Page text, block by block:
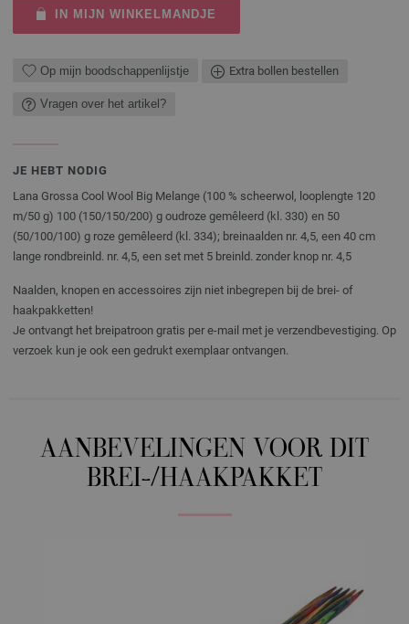
IN MIJN WINKELMANDJE
Op mijn boodschappenlijstje Extra bollen bestellen
Vragen over het artikel?
JE HEBT NODIG
Lana Grossa Cool Wool Big Melange (100 % scheerwol, looplengte 120
m/50 g) 100 (150/150/200) g oudroze gemêleerd (kl. 330) en 50
(50/100/100) g roze gemêleerd (kl. 334); breinaalden nr. 4,5, een 40 cm
lange rondbreinld. nr. 4,5, een set met 5 breinld. zonder knop nr. 4,5
Naalden, knopen en accessoires zijn niet inbegrepen bij de brei- of
haakpakketten!
Je ontvangt het breipatroon gratis per e-mail met je verzendbevestiging. Op
verzoek kun je ook een gedrukt exemplaar ontvangen.
AANBEVELINGEN VOOR DIT
BREI-/HAAKPAKKET